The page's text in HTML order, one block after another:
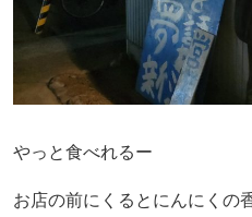
やっと食べれるー
お店の前にくるとにんにく